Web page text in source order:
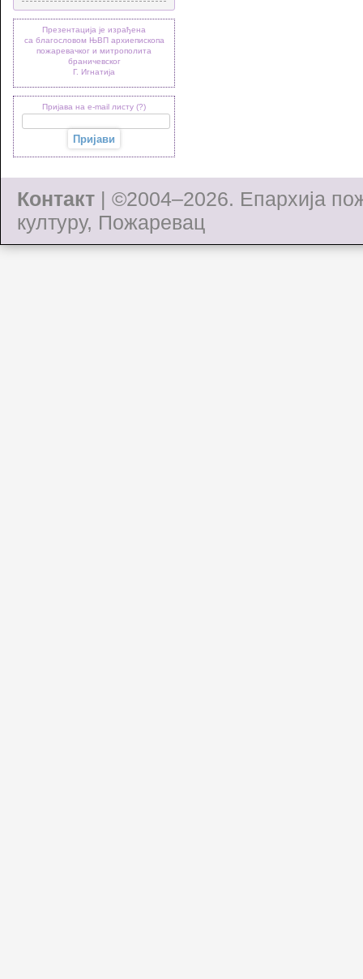
Презентација је израђена
са благословом ЊВП архиепископа
пожаревачког и митрополита
браничевског
Г. Игнатија
Пријава на e-mail листу (?)
Контакт | ©2004–2026. Епархија
културу, Пожаревац